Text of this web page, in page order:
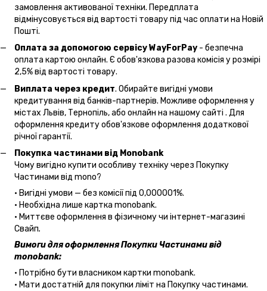
замовлення активованої техніки. Передплата
відмінусовується від вартості товару під час оплати на Новій
Пошті.
Оплата за допомогою сервісу WayForPay - безпечна
оплата картою онлайн. Є обов'язкова разова комісія у розмірі
2,5% від вартості товару.
Виплата через кредит. Обирайте вигідні умови
кредитування від банків-партнерів. Можливе оформлення у
містах Львів, Тернопіль, або онлайн на нашому сайті . Для
оформлення кредиту обов'язкове оформлення додаткової
річної гарантії.
Покупка частинами від Monobank
Чому вигідно купити особливу техніку через Покупку
Частинами від mono?
• Вигідні умови — без комісії під 0,000001%.
• Необхідна лише картка monobank.
• Миттєве оформлення в фізичному чи інтернет-магазині
Cвайп.
Вимоги для оформлення Покупки Частинами від
monobank:
• Потрібно бути власником картки monobank.
• Мати достатній для покупки ліміт на Покупку частинами.